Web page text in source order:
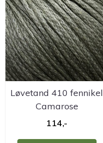
Løvetand 410 fennikel
Camarose
114,-